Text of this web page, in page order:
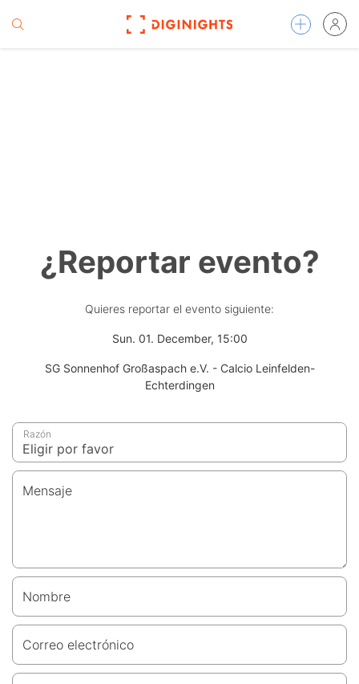
¿Reportar evento?
Quieres reportar el evento siguiente:
Sun. 01. December, 15:00
SG Sonnenhof Großaspach e.V. - Calcio Leinfelden-
Echterdingen
Razón
Mensaje
Nombre
Correo electrónico